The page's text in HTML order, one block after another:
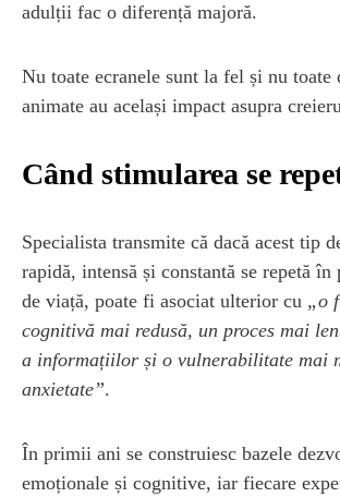
adulții fac o diferență majoră.
Nu toate ecranele sunt la fel și nu toate
animate au același impact asupra
Când stimularea se
Specialista transmite că dacă acest tip
rapidă, intensă și constantă se repetă
de viață, poate fi asociat ulterior cu „o
cognitivă mai redusă, un proces mai
a informațiilor și o vulnerabilitate mai
anxietate”.
În primii ani se construiesc bazele
emoționale și cognitive, iar fiecare